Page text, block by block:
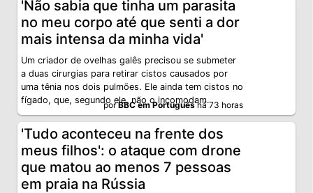
'Não sabia que tinha um parasita
no meu corpo até que senti a dor
mais intensa da minha vida'
Um criador de ovelhas galês precisou se submeter
a duas cirurgias para retirar cistos causados por
uma tênia nos dois pulmões. Ele ainda tem cistos no
fígado, que, segundo ele, não o incomodam.
porBBC em Portuguêshá 73 horas
'Tudo aconteceu na frente dos
meus filhos': o ataque com drone
que matou ao menos 7 pessoas
em praia na Rússia